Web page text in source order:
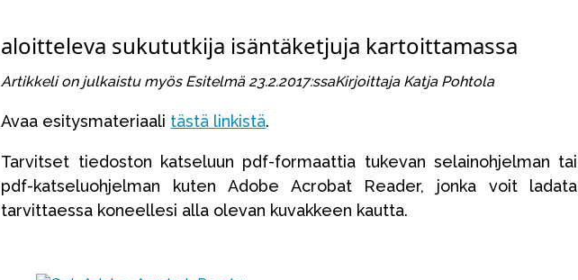
aloitteleva sukututkija isäntäketjuja kartoittamassa
Artikkeli on julkaistu myös Esitelmä 23.2.2017:ssaKirjoittaja Katja Pohtola
Avaa esitysmateriaali tästä linkistä.
Tarvitset tiedoston katseluun pdf-formaattia tukevan selainohjelman tai
pdf-katseluohjelman kuten Adobe Acrobat Reader, jonka voit ladata
tarvittaessa koneellesi alla olevan kuvakkeen kautta.